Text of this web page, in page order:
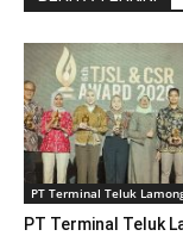
PT Terminal Teluk
PT Terminal Teluk